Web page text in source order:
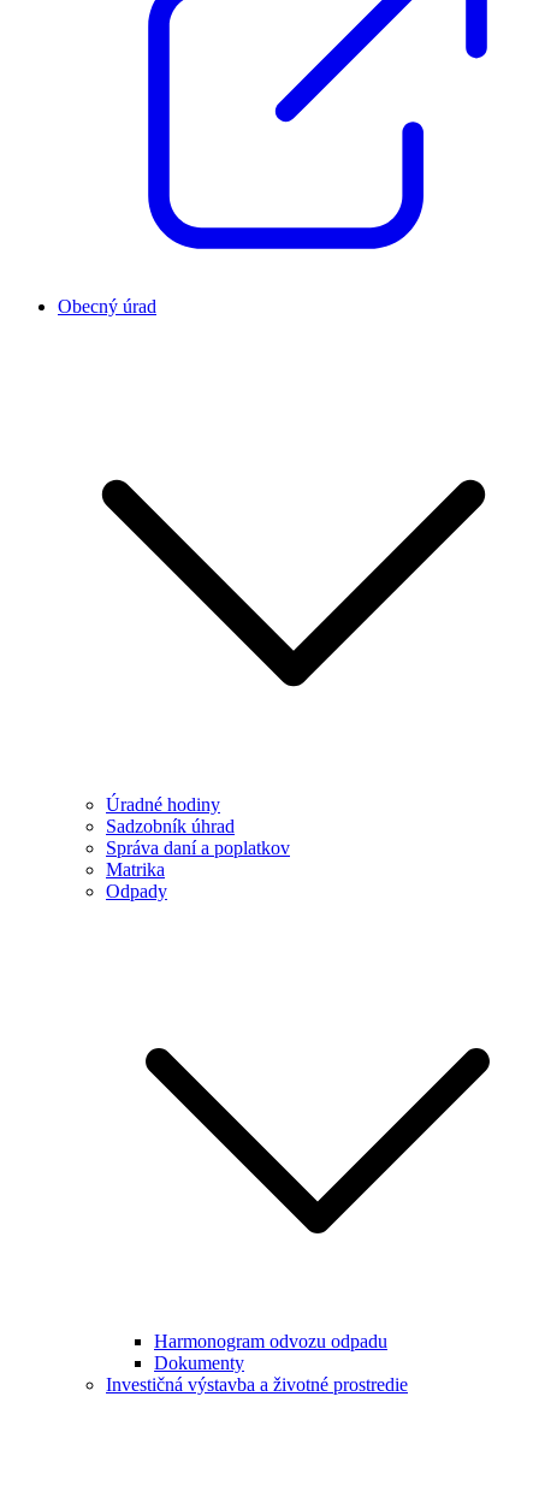
Obecný úrad
Úradné hodiny
Sadzobník úhrad
Správa daní a poplatkov
Matrika
Odpady
Harmonogram odvozu odpadu
Dokumenty
Investičná výstavba a životné prostredie